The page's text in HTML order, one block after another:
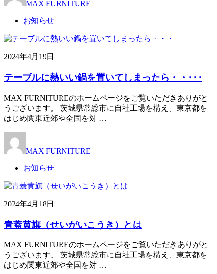
MAX FURNITURE
お知らせ
2024年4月19日
テーブルに熱いい鍋を置いてしまったら・・･･･
MAX FURNITUREのホームページをご覧いただきありがと
うございます。 茨城県常総市に自社工場を構え、東京都を
はじめ関東近郊や全国を対 …
MAX FURNITURE
お知らせ
2024年4月18日
青蓋黄旗（せいがいこうき）とは
MAX FURNITUREのホームページをご覧いただきありがと
うございます。 茨城県常総市に自社工場を構え、東京都を
はじめ関東近郊や全国を対 …